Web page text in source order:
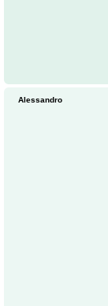
Alessandro